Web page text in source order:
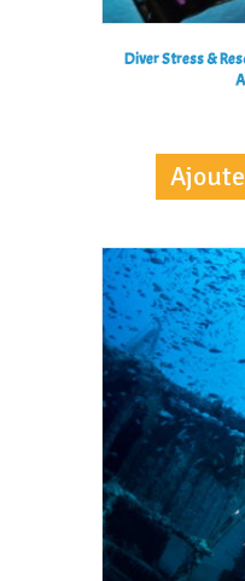
Diver Stress &